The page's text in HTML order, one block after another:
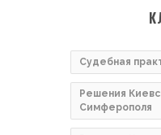
Судебная
Решения
Симферополя